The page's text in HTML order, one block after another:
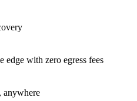
edge with zero egress fees
anywhere